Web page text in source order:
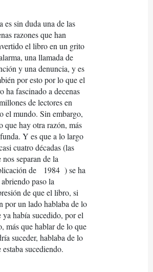
es sin duda una de las
razones que han
el libro en un grito
una llamada de
y una denuncia, y es
por esto por lo que el
ha fascinado a decenas
de lectores en
el mundo. Sin embargo,
que hay otra razón, más
Y es que a lo largo
cuatro décadas (las
nos separan de la
de
1984 ) se ha
paso la
de que el libro, si
por un lado hablaba de lo
ya había sucedido, por el
más que hablar de lo que
suceder, hablaba de lo
estaba sucediendo.